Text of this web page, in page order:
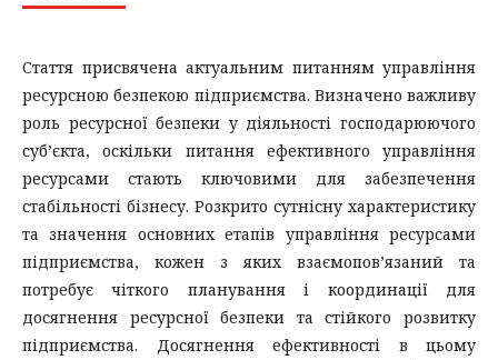
Стаття присвячена актуальним питанням управління
ресурсною безпекою підприємства. Визначено важливу
роль ресурсної безпеки у діяльності господарюючого
суб’єкта, оскільки питання ефективного управління
ресурсами стають ключовими для забезпечення
стабільності бізнесу. Розкрито сутнісну характеристику
та значення основних етапів управління ресурсами
підприємства, кожен з яких взаємопов’язаний та
потребує чіткого планування і координації для
досягнення ресурсної безпеки та стійкого розвитку
підприємства. Досягнення ефективності в цьому